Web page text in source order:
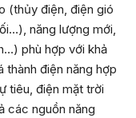
(thủy điện, điện gió
năng lượng mới,
phù hợp với khả
thành điện năng hợp
tiêu, điện mặt trời
các nguồn năng